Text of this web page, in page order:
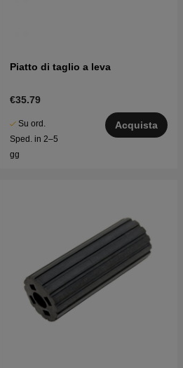
Piatto di taglio a leva
€35.79
Su ord.
Sped. in 2–5
gg
Acquista